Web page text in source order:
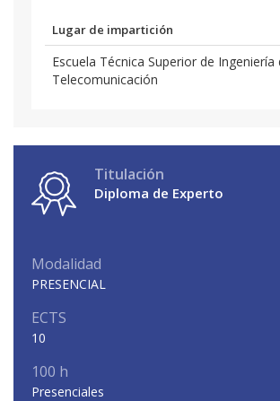
Lugar de impartición
Escuela Técnica Superior de Ingeniería
Telecomunicación
Titulación
Diploma de Experto
Modalidad
PRESENCIAL
ECTS
10
100 h
Presenciales